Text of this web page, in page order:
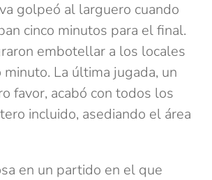
golpeó al larguero cuando
cinco minutos para el final.
embotellar a los locales
La última jugada, un
favor, acabó con todos los
incluido, asediando el área
en un partido en el que